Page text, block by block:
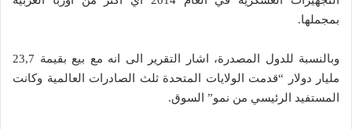
بمجملها.
وبالنسبة للدول المصدرة، اشار التقرير الى انه مع بيع بقيمة 23,7
مليار دولار “قدمت الولايات المتحدة ثلث الصادرات العالمية وكانت
المستفيد الرئيسي من نمو” السوق.